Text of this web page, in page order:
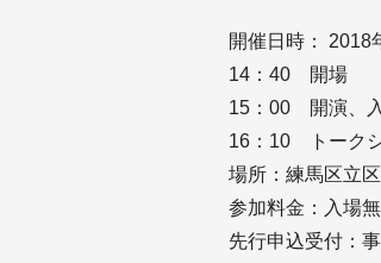
開催日時： 2018
14：40 開場
15：00 開演、
16：10 トーク
場所：練馬区立
参加料金：入場
先行申込受付：